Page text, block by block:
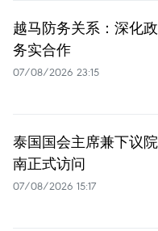
越马防务关系：深化
务实合作
07/08/2026 23:15
泰国国会主席兼下议
南正式访问
07/08/2026 15:17